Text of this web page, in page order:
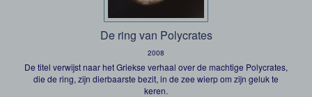
De ring van Polycrates
2008
De titel verwijst naar het Griekse verhaal over de machtige Polycrates,
die de ring, zijn dierbaarste bezit, in de zee wierp om zijn geluk te
keren.